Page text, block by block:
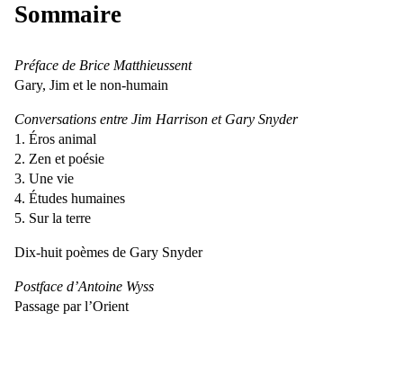
Sommaire
Préface de Brice Matthieussent
Gary, Jim et le non-humain
Conversations entre Jim Harrison et Gary Snyder
Éros animal
Zen et poésie
Une vie
Études humaines
Sur la terre
Dix-huit poèmes de Gary Snyder
Postface d’Antoine Wyss
Passage par l’Orient